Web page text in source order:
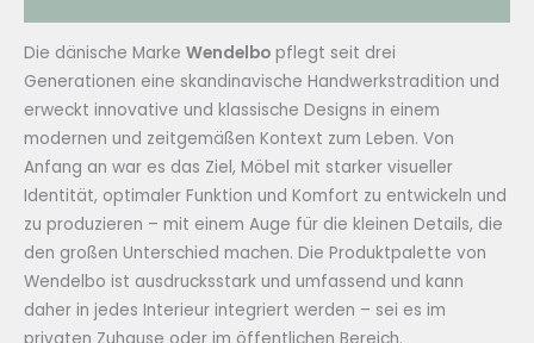
Die dänische Marke Wendelbo pflegt seit drei
Generationen eine skandinavische Handwerkstradition und
erweckt innovative und klassische Designs in einem
modernen und zeitgemäßen Kontext zum Leben. Von
Anfang an war es das Ziel, Möbel mit starker visueller
Identität, optimaler Funktion und Komfort zu entwickeln und
zu produzieren – mit einem Auge für die kleinen Details, die
den großen Unterschied machen. Die Produktpalette von
Wendelbo ist ausdrucksstark und umfassend und kann
daher in jedes Interieur integriert werden – sei es im
privaten Zuhause oder im öffentlichen Bereich.